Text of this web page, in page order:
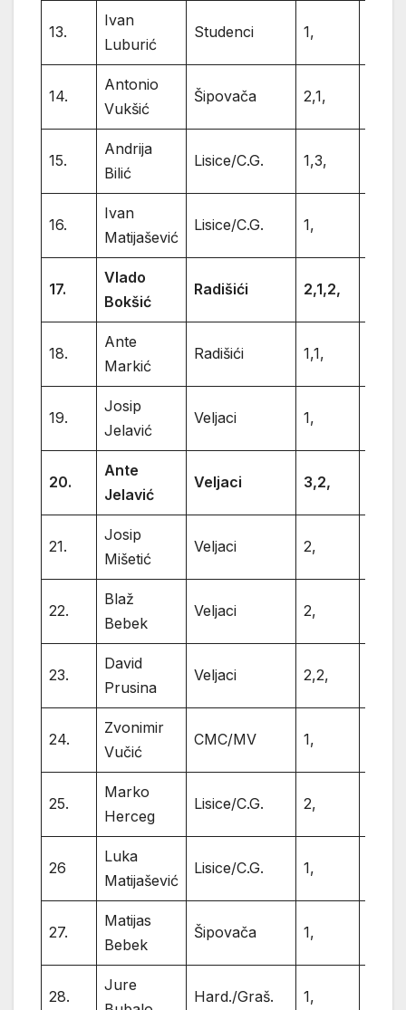
13.
Ivan
Luburić
Studenci 1,
14.
Antonio
Vukšić
Šipovača 2,1,
15.
Andrija
Bilić
Lisice/C.G. 1,3,
16.
Ivan
Matijašević
Lisice/C.G. 1,
17.
Vlado
Bokšić
Radišići 2,1,2,
18.
Ante
Markić
Radišići 1,1,
19.
Josip
Jelavić
Veljaci 1,
20.
Ante
Jelavić
Veljaci 3,2,
21.
Josip
Mišetić
Veljaci 2,
22.
Blaž
Bebek
Veljaci 2,
23.
David
Prusina
Veljaci 2,2,
24.
Zvonimir
Vučić
CMC/MV 1,
25.
Marko
Herceg
Lisice/C.G. 2,
26
Luka
Matijašević
Lisice/C.G. 1,
27.
Matijas
Bebek
Šipovača 1,
28.
Jure
Hard./Graš. 1,